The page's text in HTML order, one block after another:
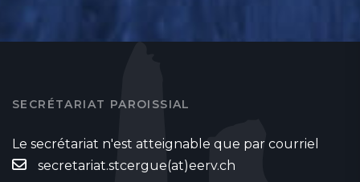
SECRÉTARIAT PAROISSIAL
Le secrétariat n'est atteignable que par courriel
secretariat.stcergue(at)eerv.ch